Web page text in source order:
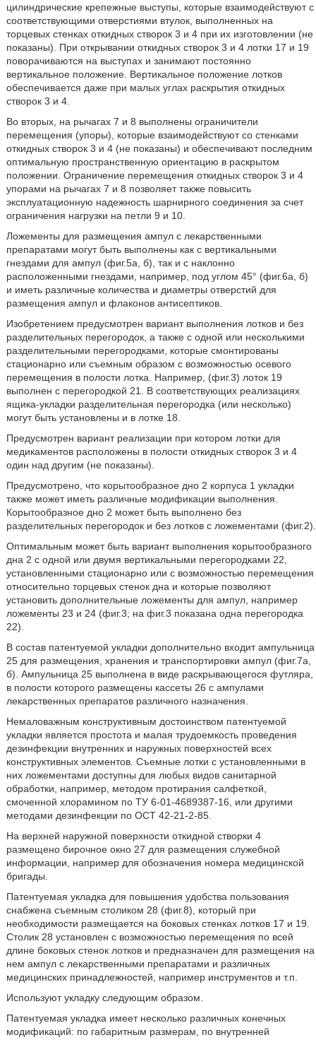
цилиндрические крепежные выступы, которые взаимодействуют с
соответствующими отверстиями втулок, выполненных на
торцевых стенках откидных створок 3 и 4 при их изготовлении (не
показаны). При открывании откидных створок 3 и 4 лотки 17 и 19
поворачиваются на выступах и занимают постоянно
вертикальное положение. Вертикальное положение лотков
обеспечивается даже при малых углах раскрытия откидных
створок 3 и 4.
Во вторых, на рычагах 7 и 8 выполнены ограничители
перемещения (упоры), которые взаимодействуют со стенками
откидных створок 3 и 4 (не показаны) и обеспечивают последним
оптимальную пространственную ориентацию в раскрытом
положении. Ограничение перемещения откидных створок 3 и 4
упорами на рычагах 7 и 8 позволяет также повысить
эксплуатационную надежность шарнирного соединения за счет
ограничения нагрузки на петли 9 и 10.
Ложементы для размещения ампул с лекарственными
препаратами могут быть выполнены как с вертикальными
гнездами для ампул (фиг.5а, б), так и с наклонно
расположенными гнездами, например, под углом 45° (фиг.6а, б)
и иметь различные количества и диаметры отверстий для
размещения ампул и флаконов антисептиков.
Изобретением предусмотрен вариант выполнения лотков и без
разделительных перегородок, а также с одной или несколькими
разделительными перегородками, которые смонтированы
стационарно или съемным образом с возможностью осевого
перемещения в полости лотка. Например, (фиг.3) лоток 19
выполнен с перегородкой 21. В соответствующих реализациях
ящика-укладки разделительная перегородка (или несколько)
могут быть установлены и в лотке 18.
Предусмотрен вариант реализации при котором лотки для
медикаментов расположены в полости откидных створок 3 и 4
один над другим (не показаны).
Предусмотрено, что корытообразное дно 2 корпуса 1 укладки
также может иметь различные модификации выполнения.
Корытообразное дно 2 может быть выполнено без
разделительных перегородок и без лотков с ложементами (фиг.2).
Оптимальным может быть вариант выполнения корытообразного
дна 2 с одной или двумя вертикальными перегородками 22,
установленными стационарно или с возможностью перемещения
относительно торцевых стенок дна и которые позволяют
установить дополнительные ложементы для ампул, например
ложементы 23 и 24 (фиг.3; на фиг.3 показана одна перегородка
22).
В состав патентуемой укладки дополнительно входит ампульница
25 для размещения, хранения и транспортировки ампул (фиг.7а,
б). Ампульница 25 выполнена в виде раскрывающегося футляра,
в полости которого размещены кассеты 26 с ампулами
лекарственных препаратов различного назначения.
Немаловажным конструктивным достоинством патентуемой
укладки является простота и малая трудоемкость проведения
дезинфекции внутренних и наружных поверхностей всех
конструктивных элементов. Съемные лотки с установленными в
них ложементами доступны для любых видов санитарной
обработки, например, методом протирания салфеткой,
смоченной хлорамином по ТУ 6-01-4689387-16, или другими
методами дезинфекции по ОСТ 42-21-2-85.
На верхней наружной поверхности откидной створки 4
размещено бирочное окно 27 для размещения служебной
информации, например для обозначения номера медицинской
бригады.
Патентуемая укладка для повышения удобства пользования
снабжена съемным столиком 28 (фиг.8), который при
необходимости размещается на боковых стенках лотков 17 и 19.
Столик 28 установлен с возможностью перемещения по всей
длине боковых стенок лотков и предназначен для размещения на
нем ампул с лекарственными препаратами и различных
медицинских принадлежностей, например инструментов и т.п.
Используют укладку следующим образом.
Патентуемая укладка имеет несколько различных конечных
модификаций: по габаритным размерам, по внутренней